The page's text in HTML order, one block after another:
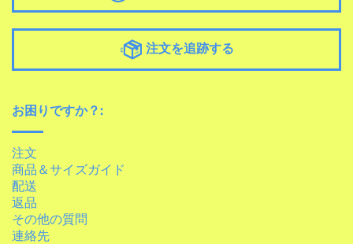
注文を追跡する
お困りですか？:
注文
商品＆サイズガイド
配送
返品
その他の質問
連絡先